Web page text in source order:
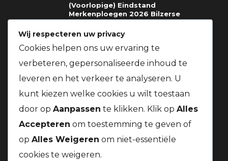
(Voorlopige) Eindstand
Merkenploegen 2026 Bilzerse
Fondclub
03.08.2026
Richtlijnen voor deelname gratis
prijzen St.Soupplets 08.08.2026
t.v.v. Kom Op Tegen Kanker + Gratis
BBQ voor alle leden van onze
03.08.2026
Wij respecteren uw privacy
Cookies helpen ons uw ervaring te
verbeteren, gepersonaliseerde inhoud te
leveren en het verkeer te analyseren. U
kunt kiezen welke cookies u wilt toestaan
door op Aanpassen te klikken. Klik op Alles
Accepteren om toestemming te geven of
op Alles Weigeren om niet-essentiële
cookies te weigeren.